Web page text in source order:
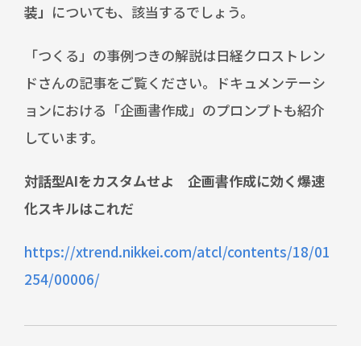
装」 についても、該当するでしょう。
「つくる」の事例つきの解説は日経クロストレン
ドさんの記事をご覧ください。ドキュメンテーシ
ョンにおける「企画書作成」のプロンプトも紹介
しています。
対話型AIをカスタムせよ 企画書作成に効く爆速
化スキルはこれだ
https://xtrend.nikkei.com/atcl/contents/18/01
254/00006/